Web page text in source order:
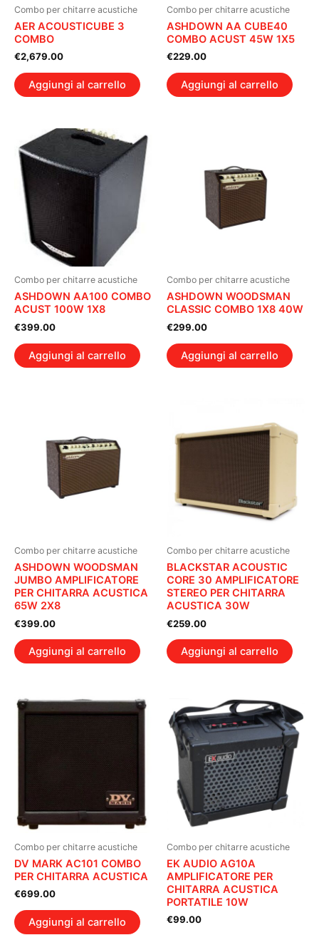
Combo per chitarre acustiche
AER ACOUSTICUBE 3
COMBO
€2,679.00
Aggiungi al carrello
Combo per chitarre acustiche
ASHDOWN AA CUBE40
COMBO ACUST 45W 1X5
€229.00
Aggiungi al carrello
Combo per chitarre acustiche
ASHDOWN AA100 COMBO
ACUST 100W 1X8
€399.00
Aggiungi al carrello
Combo per chitarre acustiche
ASHDOWN WOODSMAN
CLASSIC COMBO 1X8 40W
€299.00
Aggiungi al carrello
Combo per chitarre acustiche
ASHDOWN WOODSMAN
JUMBO AMPLIFICATORE
PER CHITARRA ACUSTICA
65W 2X8
€399.00
Aggiungi al carrello
Combo per chitarre acustiche
BLACKSTAR ACOUSTIC
CORE 30 AMPLIFICATORE
STEREO PER CHITARRA
ACUSTICA 30W
€259.00
Aggiungi al carrello
Combo per chitarre acustiche
DV MARK AC101 COMBO
PER CHITARRA ACUSTICA
€699.00
Aggiungi al carrello
Combo per chitarre acustiche
EK AUDIO AG10A
AMPLIFICATORE PER
CHITARRA ACUSTICA
PORTATILE 10W
€99.00